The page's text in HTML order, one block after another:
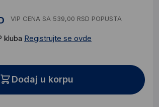
VIP CENA SA 539,00 RSD POPUSTA
kluba Registrujte se ovde
Dodaj u korpu